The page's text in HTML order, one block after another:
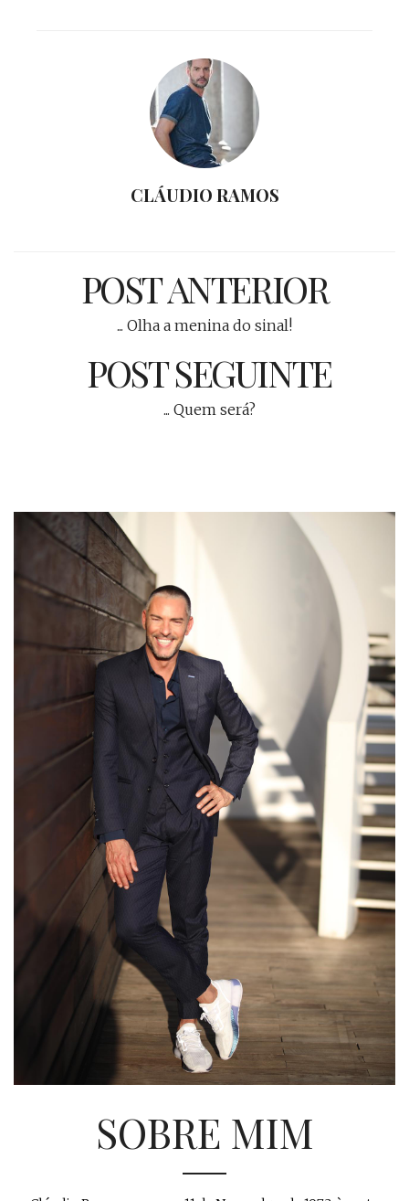
CLÁUDIO RAMOS
POST ANTERIOR
... Olha a menina do sinal!
POST SEGUINTE
... Quem será?
SOBRE MIM